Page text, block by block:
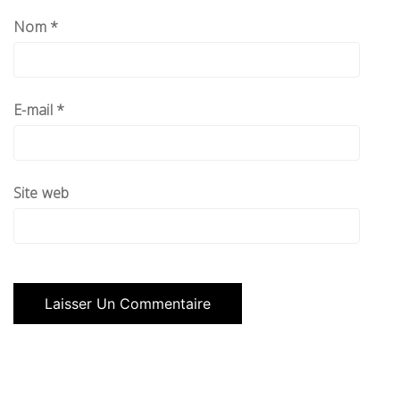
Nom *
E-mail *
Site web